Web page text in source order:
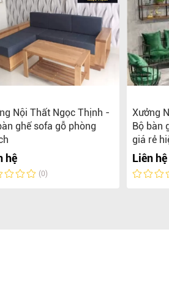
Nội Thất Ngọc Thịnh -
ghế sofa gỗ phòng
hệ
(0)
Xưởng
Bộ bàn
giá rẻ
Liên hệ